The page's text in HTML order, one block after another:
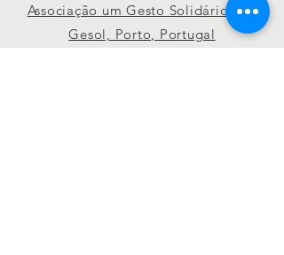
Associação um Gesto Solidário ❤ 1
Gesol, Porto, Portugal